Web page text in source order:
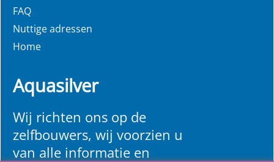
FAQ
Nuttige adressen
Home
Aquasilver
Wij richten ons op de
zelfbouwers, wij voorzien u
van alle informatie en